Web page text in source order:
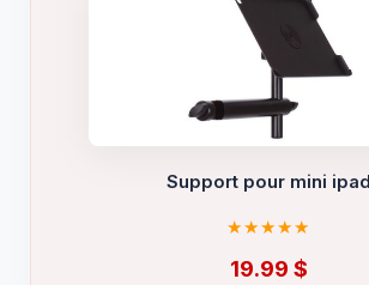
Support pour mini ipad
19.99 $